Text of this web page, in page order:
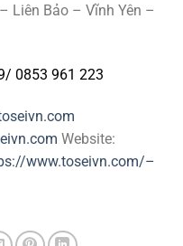
Liên Bảo – Vĩnh Yên –
/ 0853 961 223
Website:
www.toseivn.com/–